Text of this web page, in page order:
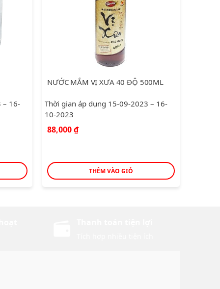
– 16-
NƯỚC MẮM VỊ XƯA 40 ĐỘ 500ML
Thời gian áp dụng 15-09-2023 – 16-
10-2023
88,000₫
THÊM VÀO GIỎ